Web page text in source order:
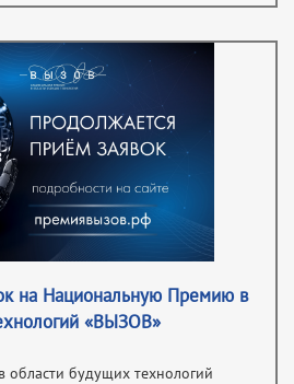
на Национальную Премию в
«ВЫЗОВ»
области будущих технологий